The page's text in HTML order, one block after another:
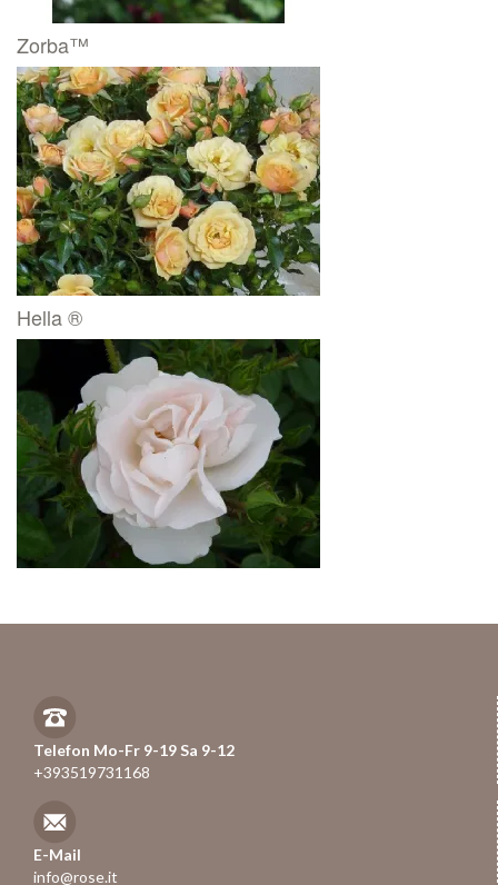
Zorba™
Hella ®
Telefon Mo-Fr 9-19 Sa 9-12
+393519731168
E-Mail
info@rose.it